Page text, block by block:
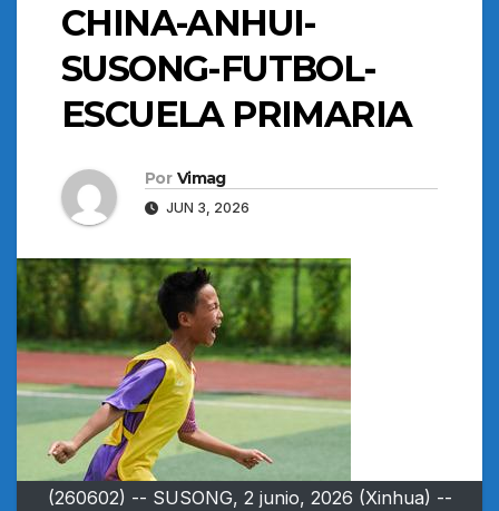
CHINA-ANHUI-
SUSONG-FUTBOL-
ESCUELA PRIMARIA
Por Vimag
JUN 3, 2026
(260602) -- SUSONG, 2 junio, 2026 (Xinhua) --